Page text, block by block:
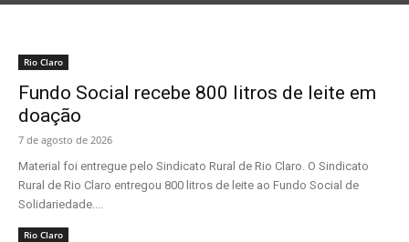
Rio Claro
Fundo Social recebe 800 litros de leite em
doação
7 de agosto de 2026
Material foi entregue pelo Sindicato Rural de Rio Claro. O Sindicato
Rural de Rio Claro entregou 800 litros de leite ao Fundo Social de
Solidariedade....
Rio Claro